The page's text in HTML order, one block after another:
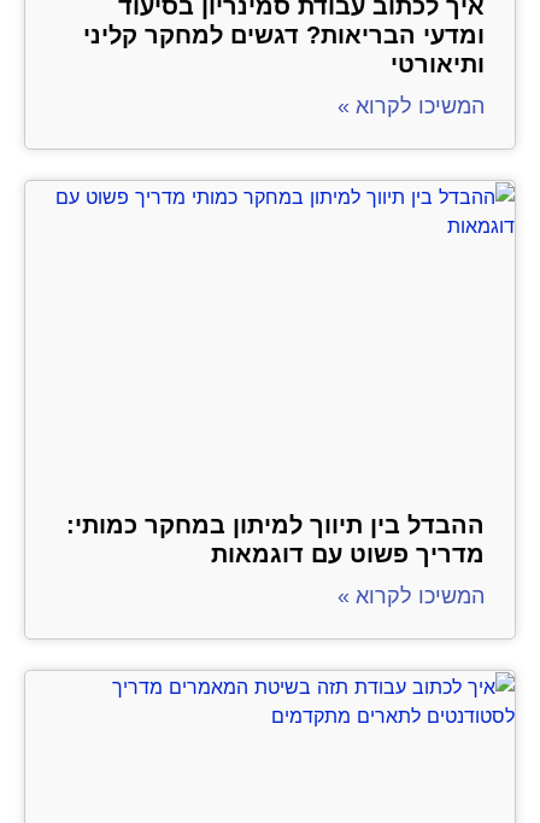
איך לכתוב עבודת סמינריון בסיעוד
ומדעי הבריאות? דגשים למחקר קליני
ותיאורטי
המשיכו לקרוא »
ההבדל בין תיווך למיתון במחקר כמותי:
מדריך פשוט עם דוגמאות
המשיכו לקרוא »